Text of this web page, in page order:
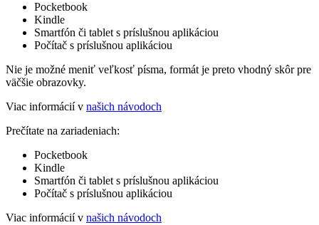
Pocketbook
Kindle
Smartfón či tablet s príslušnou aplikáciou
Počítač s príslušnou aplikáciou
Nie je možné meniť veľkosť písma, formát je preto vhodný skôr pre
väčšie obrazovky.
Viac informácií v našich návodoch
Prečítate na zariadeniach:
Pocketbook
Kindle
Smartfón či tablet s príslušnou aplikáciou
Počítač s príslušnou aplikáciou
Viac informácií v našich návodoch